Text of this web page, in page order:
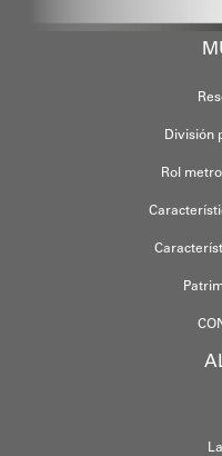
División
Rol